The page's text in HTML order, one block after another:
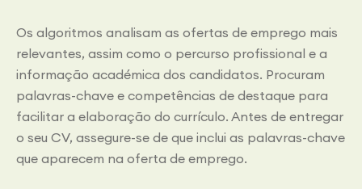
Os algoritmos analisam as ofertas de emprego mais
relevantes, assim como o percurso profissional e a
informação académica dos candidatos. Procuram
palavras-chave e competências de destaque para
facilitar a elaboração do currículo. Antes de entregar
o seu CV, assegure-se de que inclui as palavras-chave
que aparecem na oferta de emprego.